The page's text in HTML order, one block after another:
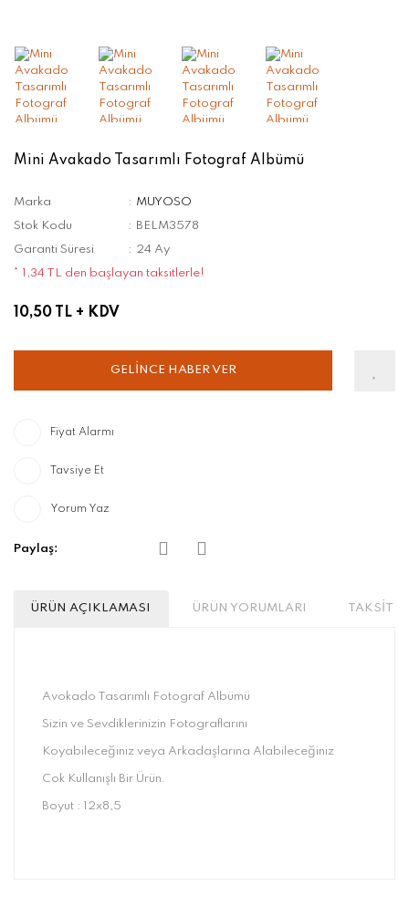
Mini Avakado Tasarımlı Fotograf Albümü
Marka
MUYOSO
Stok Kodu
BELM3578
Garanti Süresi
24 Ay
* 1,34 TL den başlayan taksitlerle!
10,50 TL + KDV
GELİNCE HABER VER
Fiyat Alarmı
Tavsiye Et
Yorum Yaz
Paylaş:
ÜRÜN AÇIKLAMASI ÜRÜN YORUMLARI TAKSİT
Avokado Tasarımlı Fotograf Albümü
Sizin ve Sevdiklerinizin Fotograflarını
Koyabileceğiniz veya Arkadaşlarına Alabileceğiniz
Cok Kullanışlı Bir Ürün.
Boyut : 12x8,5